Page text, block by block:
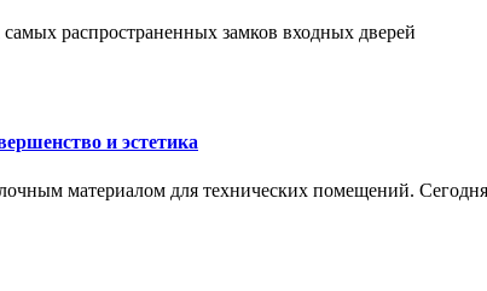
распространенных замков входных дверей
и эстетика
материалом для технических помещений.